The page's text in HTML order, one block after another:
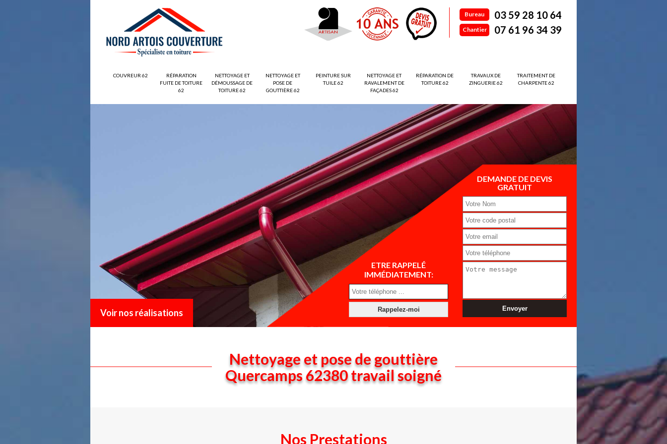
Bureau 03 59 28 10 64
Chantier 07 61 96 34 39
COUVREUR 62
RÉPARATION
FUITE DE TOITURE
62
NETTOYAGE ET
DÉMOUSSAGE DE
TOITURE 62
NETTOYAGE ET
POSE DE
GOUTTIÈRE 62
PEINTURE SUR
TUILE 62
NETTOYAGE ET
RAVALEMENT DE
FAÇADES 62
RÉPARATION DE
TOITURE 62
TRAVAUX DE
ZINGUERIE 62
TRAITEMENT DE
CHARPENTE 62
Voir nos réalisations
ETRE RAPPELÉ
IMMÉDIATEMENT:
DEMANDE DE DEVIS
GRATUIT
Nettoyage et pose de gouttière
Quercamps 62380 travail soigné
Nos Prestations